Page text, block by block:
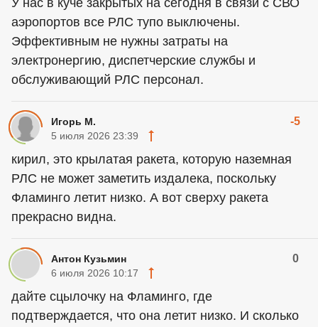
У нас в куче закрытых на сегодня в связи с СВО
аэропортов все РЛС тупо выключены.
Эффективным не нужны затраты на
электронергию, диспетчерские службы и
обслуживающий РЛС персонал.
Игорь М. -5
5 июля 2026 23:39
кирил, это крылатая ракета, которую наземная
РЛС не может заметить издалека, поскольку
Фламинго летит низко. А вот сверху ракета
прекрасно видна.
Антон Кузьмин 0
6 июля 2026 10:17
дайте сцылочку на Фламинго, где
подтверждается, что она летит низко. И сколько